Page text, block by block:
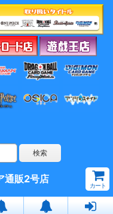
通販2号店
カート